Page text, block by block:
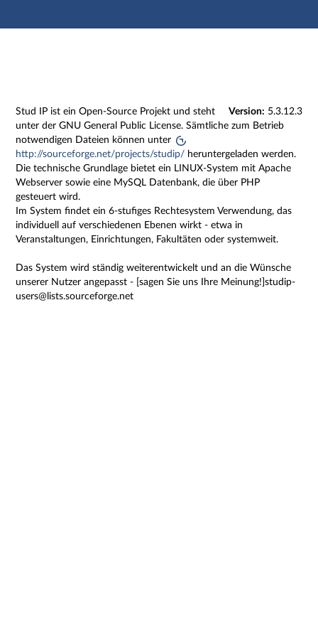
Hauptnavigation
Version: 5.3.12.3
Stud IP ist ein Open-Source Projekt und steht
unter der GNU General Public License. Sämtliche zum Betrieb
notwendigen Dateien können unter
http://sourceforge.net/projects/studip/ heruntergeladen werden.
Die technische Grundlage bietet ein LINUX-System mit Apache
Webserver sowie eine MySQL Datenbank, die über PHP
gesteuert wird.
Im System findet ein 6-stufiges Rechtesystem Verwendung, das
individuell auf verschiedenen Ebenen wirkt - etwa in
Veranstaltungen, Einrichtungen, Fakultäten oder systemweit.
Das System wird ständig weiterentwickelt und an die Wünsche
unserer Nutzer angepasst - [sagen Sie uns Ihre Meinung!]studip-
users@lists.sourceforge.net